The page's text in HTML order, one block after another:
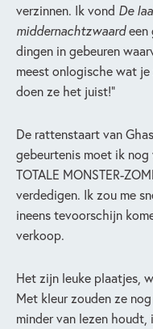
verzinnen. Ik vond De
middernachtzwaardeen
dingen in gebeuren
meest onlogische wat je
doen ze het juist!”
De rattenstaart van
gebeurtenis moet ik nog
TOTALE MONSTER-
verdedigen. Ik zou me
ineens tevoorschijn
verkoop.
Het zijn leuke plaatjes,
Met kleur zouden ze
minder van lezen